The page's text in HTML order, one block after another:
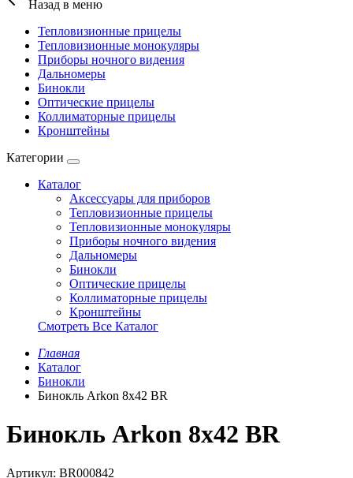
Назад в меню
Тепловизионные прицелы
Тепловизионные монокуляры
Приборы ночного видения
Дальномеры
Бинокли
Оптические прицелы
Коллиматорные прицелы
Кронштейны
Категории
Каталог
Аксессуары для приборов
Тепловизионные прицелы
Тепловизионные монокуляры
Приборы ночного видения
Дальномеры
Бинокли
Оптические прицелы
Коллиматорные прицелы
Кронштейны
Смотреть Все Каталог
Главная
Каталог
Бинокли
Бинокль Arkon 8x42 BR
Бинокль Arkon 8x42 BR
Артикул: BR000842